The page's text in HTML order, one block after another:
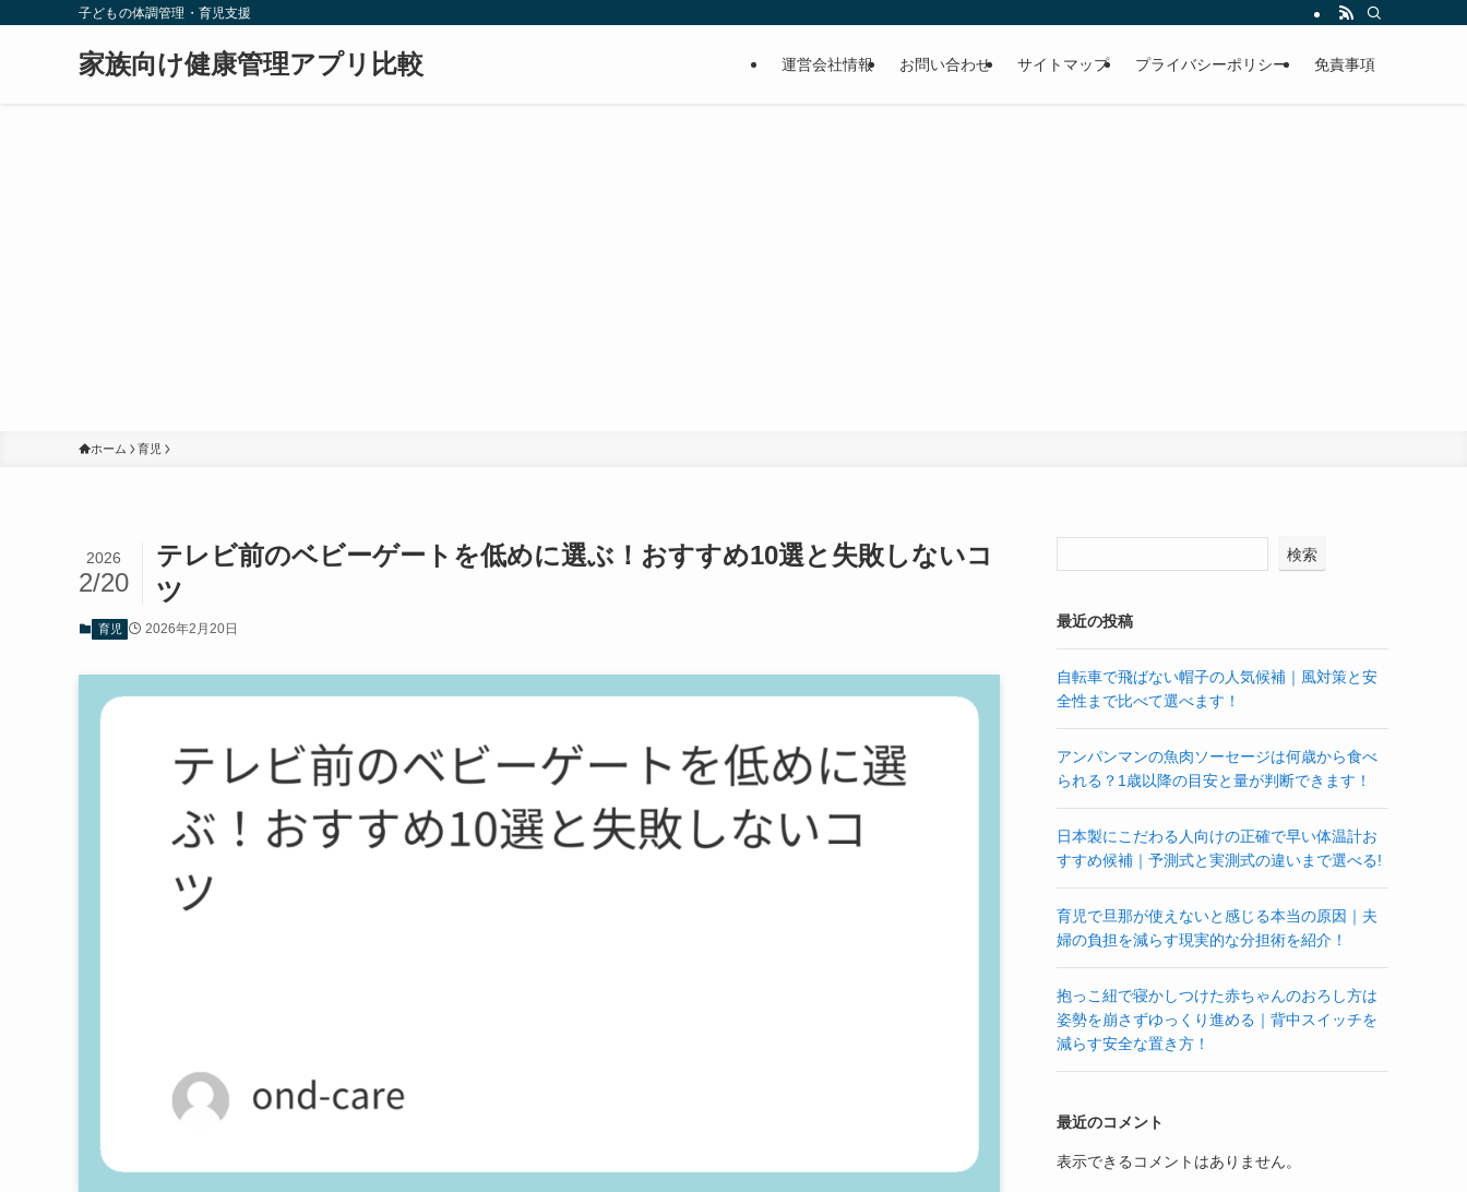
子どもの体調管理・育児支援
家族向け健康管理アプリ比較 運営会社情報 お問い合わせ サイトマップ プライバシーポリシー 免責事項
ホーム 育児
テレビ前のベビーゲートを低めに選ぶ！おすすめ10選と失敗しないコ
ツ
2026
2/20
育児 2026年2月20日
検索
最近の投稿
自転車で飛ばない帽子の人気候補｜風対策と安
全性まで比べて選べます！
アンパンマンの魚肉ソーセージは何歳から食べ
られる？1歳以降の目安と量が判断できます！
日本製にこだわる人向けの正確で早い体温計お
すすめ候補｜予測式と実測式の違いまで選べる!
育児で旦那が使えないと感じる本当の原因｜夫
婦の負担を減らす現実的な分担術を紹介！
抱っこ紐で寝かしつけた赤ちゃんのおろし方は
姿勢を崩さずゆっくり進める｜背中スイッチを
減らす安全な置き方！
最近のコメント
表示できるコメントはありません。